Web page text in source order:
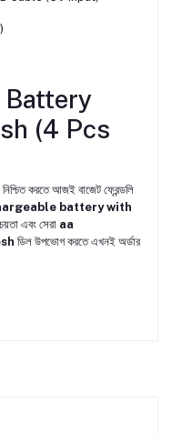
Battery
(4 Pcs
করতে আজই বাজেট ফ্রেন্ডলি
battery with
এবং সেরা aa
ডিল উপভোগ করতে এখনই অর্ডার